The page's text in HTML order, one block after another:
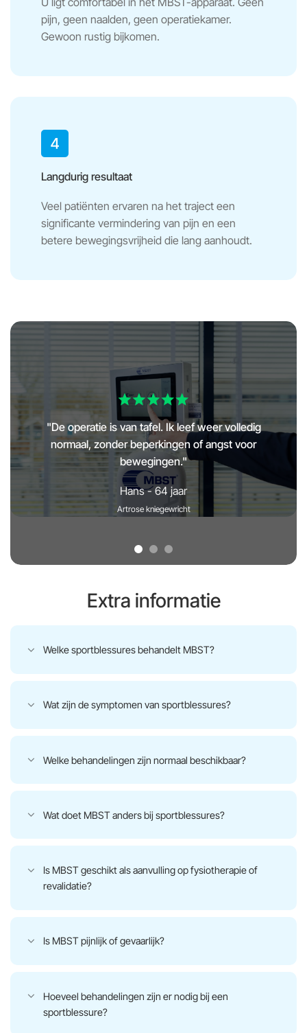
pijn, geen naalden, geen operatiekamer.
Gewoon rustig bijkomen.
Langdurig resultaat
Veel patiënten ervaren na het traject een
significante vermindering van pijn en een
betere bewegingsvrijheid die lang aanhoudt.
"De operatie is van tafel. Ik leef weer volledig
normaal, zonder beperkingen of angst voor
bewegingen."
Hans - 64 jaar
Artrose kniegewricht
Extra informatie
Welke sportblessures behandelt MBST?
Wat zijn de symptomen van sportblessures?
Welke behandelingen zijn normaal beschikbaar?
Wat doet MBST anders bij sportblessures?
Is MBST geschikt als aanvulling op fysiotherapie of
revalidatie?
Is MBST pijnlijk of gevaarlijk?
Hoeveel behandelingen zijn er nodig bij een
sportblessure?